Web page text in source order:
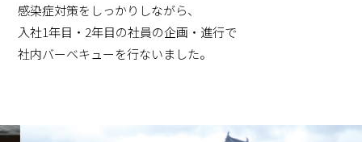
感染症対策を しっかりしながら、
入社1年目・ 2年目の社員の企画・進行で
社内バーベキューを行ないました。